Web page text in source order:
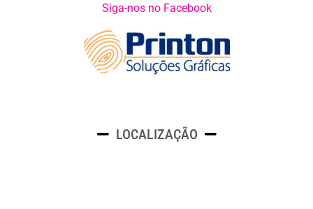
Siga-nos no Facebook
LOCALIZAÇÃO